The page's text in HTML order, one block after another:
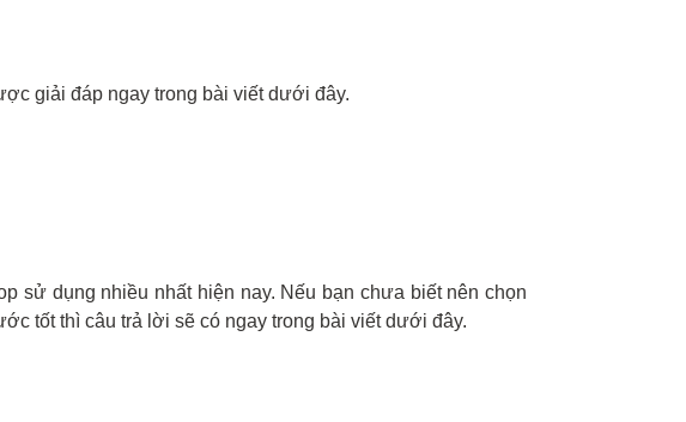
giải đáp ngay trong bài viết dưới đây.
sử dụng nhiều nhất hiện nay. Nếu bạn chưa biết nên chọn
tốt thì câu trả lời sẽ có ngay trong bài viết dưới đây.